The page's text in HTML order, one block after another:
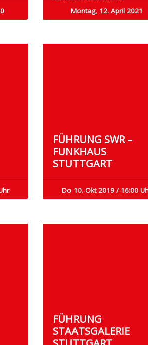
ANTIKE DURCH
STUTTGART.
Montag, 12. April 2021
FÜHRUNG SWR –
FUNKHAUS
STUTTGART
Do 10. Okt 2019 / 16:00
FÜHRUNG
STAATSGALERIE